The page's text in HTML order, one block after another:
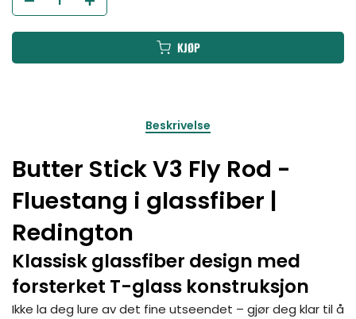
KJØP
Beskrivelse
Butter Stick V3 Fly Rod -
Fluestang i glassfiber |
Redington
Klassisk glassfiber design med
forsterket T-glass konstruksjon
Ikke la deg lure av det fine utseendet – gjør deg klar til å